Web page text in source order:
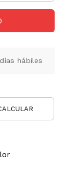
hábiles